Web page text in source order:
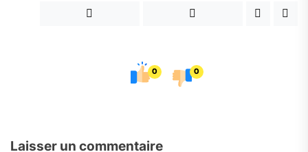
0 0
Laisser un commentaire